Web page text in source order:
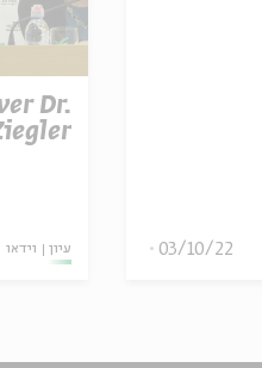
03/10/22
Dr.
עיון וידאו